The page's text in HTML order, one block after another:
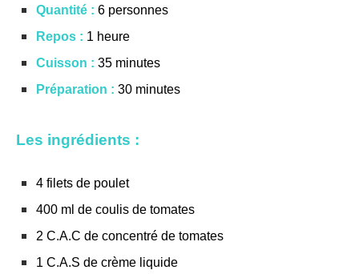
Quantité : 6 personnes
Repos : 1 heure
Cuisson : 35 minutes
Préparation : 30 minutes
Les ingrédients :
4 filets de poulet
400 ml de coulis de tomates
2 C.A.C de concentré de tomates
1 C.A.S de crème liquide